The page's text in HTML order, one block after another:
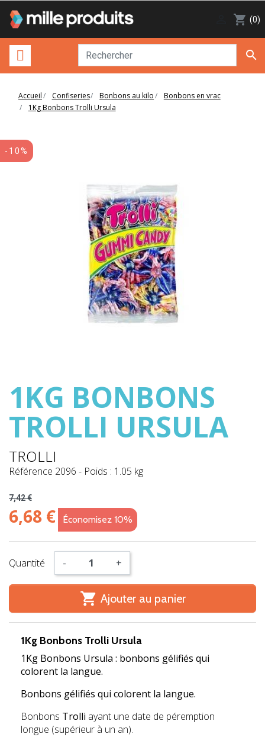
shopping_cart (0)

Accueil Confiseries Bonbons au kilo
Bonbons en vrac
1Kg Bonbons Trolli Ursula
-10%
1KG BONBONS
TROLLI URSULA
TROLLI
Référence 2096 - Poids : 1.05 kg
7,42 €
6,68 € Économisez 10%
Quantité - +
 Ajouter au panier
1Kg Bonbons Trolli Ursula
1Kg Bonbons Ursula : bonbons gélifiés qui
colorent la langue.
Bonbons gélifiés qui colorent la langue.
Bonbons Trolli ayant une date de péremption
longue (supérieur à un an).